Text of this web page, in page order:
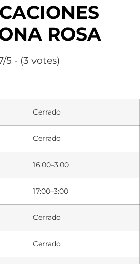
ROSA
5 - (3 votes)
Cerrado
Cerrado
16:00–3:00
17:00–3:00
Cerrado
Cerrado